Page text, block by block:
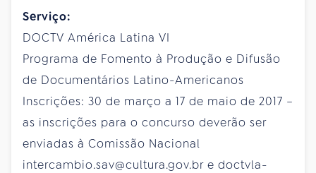
Serviço:
DOCTV América Latina VI
Programa de Fomento à Produção e Difusão
de Documentários Latino-Americanos
Inscrições: 30 de março a 17 de maio de 2017 –
as inscrições para o concurso deverão ser
enviadas à Comissão Nacional
intercambio.sav@cultura.gov.br e doctvla-